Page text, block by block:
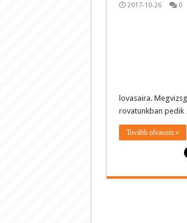
2017-10-26 0
lovasaira.
rovatunkban pedik
Tovább olvasom »